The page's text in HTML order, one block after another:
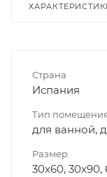
Страна
Испания
Тип
для ванной,
Размер
30x60, 30x90,